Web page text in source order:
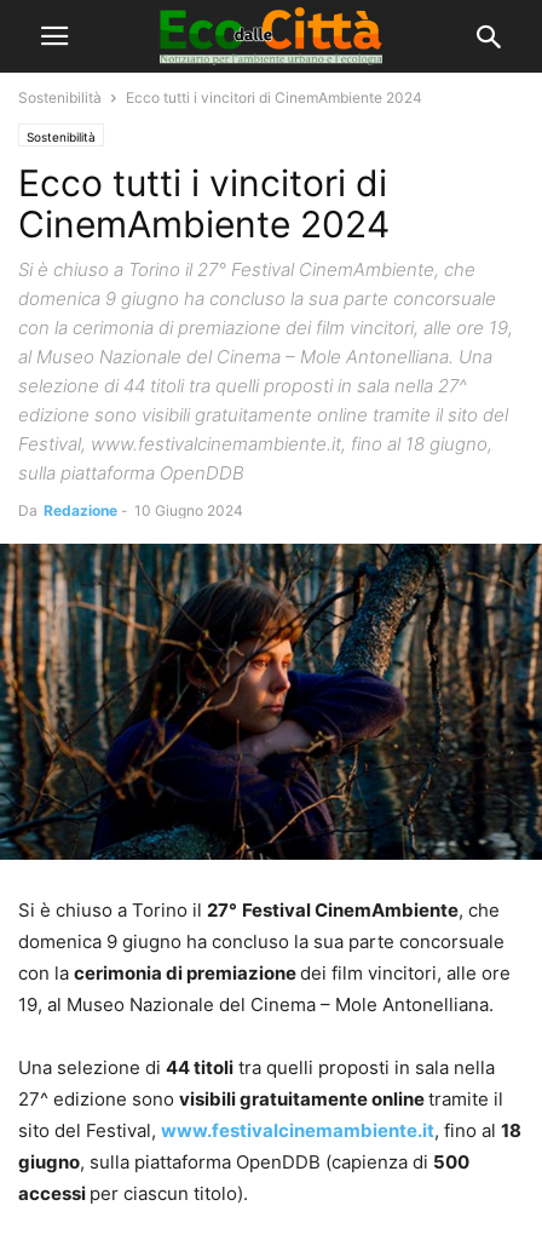
Sostenibilità Ecco tutti i vincitori di CinemAmbiente 2024
Sostenibilità
Ecco tutti i vincitori di
CinemAmbiente 2024
Si è chiuso a Torino il 27° Festival CinemAmbiente, che
domenica 9 giugno ha concluso la sua parte concorsuale
con la cerimonia di premiazione dei film vincitori, alle ore 19,
al Museo Nazionale del Cinema – Mole Antonelliana. Una
selezione di 44 titoli tra quelli proposti in sala nella 27^
edizione sono visibili gratuitamente online tramite il sito del
Festival, www.festivalcinemambiente.it, fino al 18 giugno,
sulla piattaforma OpenDDB
Da Redazione - 10 Giugno 2024
Si è chiuso a Torino il 27° Festival CinemAmbiente, che
domenica 9 giugno ha concluso la sua parte concorsuale
con la cerimonia di premiazionedei film vincitori, alle ore
19, al Museo Nazionale del Cinema – Mole Antonelliana.
Una selezione di 44 titoli tra quelli proposti in sala nella
27^ edizione sono visibili gratuitamente onlinetramite il
sito del Festival, www.festivalcinemambiente.it, fino al 18
giugno, sulla piattaforma OpenDDB (capienza di 500
accessi per ciascun titolo).